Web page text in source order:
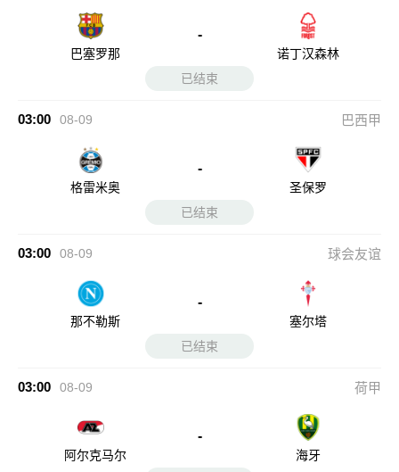
巴塞罗那
-
诺丁汉森林
已结束
03:00 08-09 巴西甲
格雷米奥
-
圣保罗
已结束
03:00 08-09 球会友谊
那不勒斯
-
塞尔塔
已结束
03:00 08-09 荷甲
阿尔克马尔
-
海牙